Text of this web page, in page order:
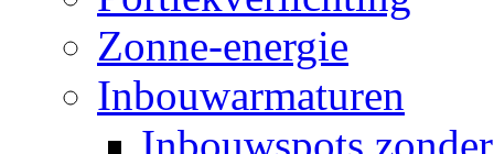
Zonne-energie
Inbouwarmaturen
Inbouwspots